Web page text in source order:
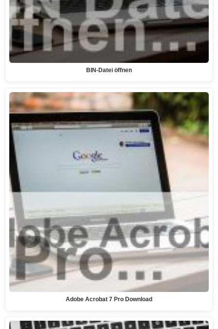
BIN-Datei öffnen
Adobe Acrobat 7 Pro Download